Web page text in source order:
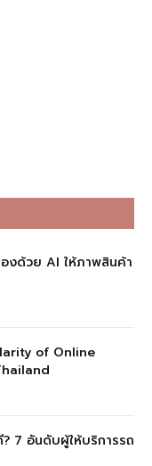
งด้วย AI ให้ภาพสินค้า
of Online
? 7 อันดับผู้ให้บริการรถ